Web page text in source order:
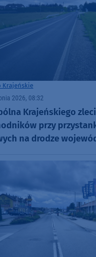
Krajeńskie
2026, 08:32
Krajeńskiego
przy
na drodze